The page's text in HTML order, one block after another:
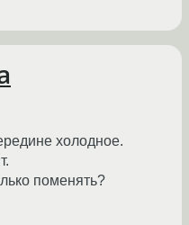
холодное.
поменять?